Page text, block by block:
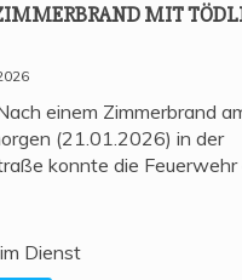
MIT
einem Zimmerbrand
(21.01.2026) in der
konnte die Feuerwehr